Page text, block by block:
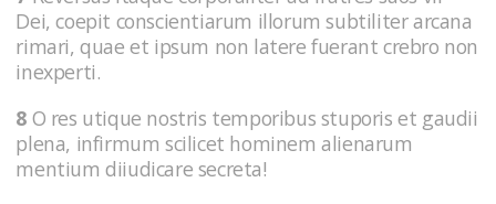
Dei, coepit conscientiarum illorum subtiliter arcana
rimari, quae et ipsum non latere fuerant crebro non
inexperti.
8 O res utique nostris temporibus stuporis et gaudii
plena, infirmum scilicet hominem alienarum
mentium diiudicare secreta!